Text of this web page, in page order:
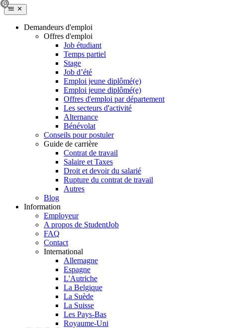
Demandeurs d'emploi
Offres d'emploi
Job étudiant
Temps partiel
Stage
Job d’été
Emploi jeune diplômé(e)
Emploi jeune diplômé(e)
Offres d'emploi par département
Les secteurs d'activité
Alternance
Bénévolat
Conseils pour postuler
Guide de carrière
Contrat de travail
Salaire et Taxes
Droit et devoir du salarié
Rupture du contrat de travail
Autres
Blog
Information
Employeur
A propos de StudentJob
FAQ
Contact
International
Allemagne
Espagne
L'Autriche
La Belgique
La Suède
La Suisse
Les Pays-Bas
Royaume-Uni